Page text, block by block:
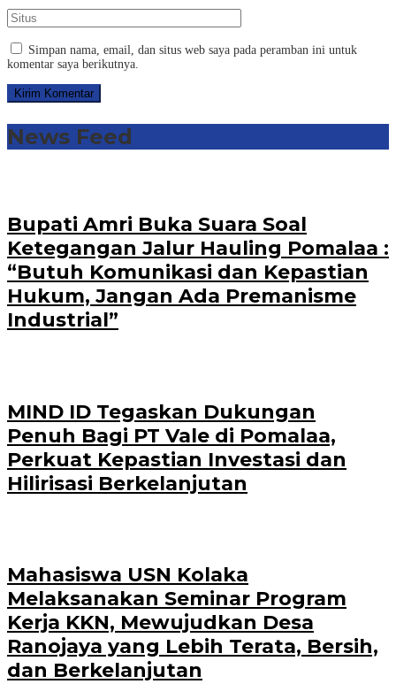
Simpan nama, email, dan situs web saya pada peramban ini untuk
komentar saya berikutnya.
News Feed
Bupati Amri Buka Suara Soal
Ketegangan Jalur Hauling Pomalaa :
“Butuh Komunikasi dan Kepastian
Hukum, Jangan Ada Premanisme
Industrial”
MIND ID Tegaskan Dukungan
Penuh Bagi PT Vale di Pomalaa,
Perkuat Kepastian Investasi dan
Hilirisasi Berkelanjutan
Mahasiswa USN Kolaka
Melaksanakan Seminar Program
Kerja KKN, Mewujudkan Desa
Ranojaya yang Lebih Terata, Bersih,
dan Berkelanjutan